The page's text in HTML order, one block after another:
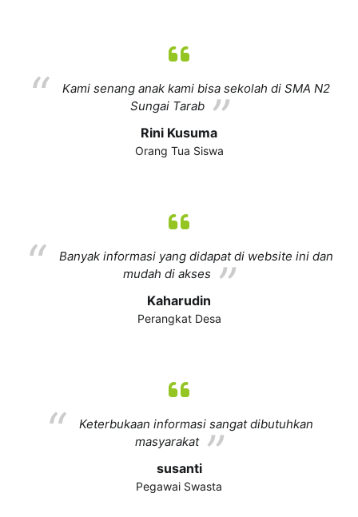
Kami senang anak kami bisa sekolah di SMA N2
Sungai Tarab
Rini Kusuma
Orang Tua Siswa
Banyak informasi yang didapat di website ini dan
mudah di akses
Kaharudin
Perangkat Desa
Keterbukaan informasi sangat dibutuhkan
masyarakat
susanti
Pegawai Swasta